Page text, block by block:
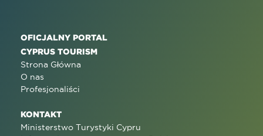
OFICJALNY PORTAL
CYPRUS TOURISM
Strona Główna
O nas
Profesjonaliści
KONTAKT
Ministerstwo Turystyki Cypru